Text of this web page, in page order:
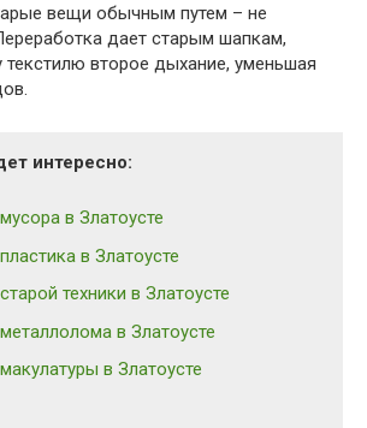
вещи обычным путем – не
дает старым шапкам,
второе дыхание, уменьшая
интересно:
в Златоусте
в Златоусте
техники в Златоусте
в Златоусте
в Златоусте